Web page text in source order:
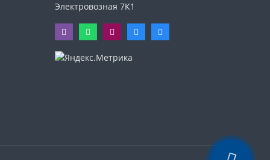
Электровозная 7К1